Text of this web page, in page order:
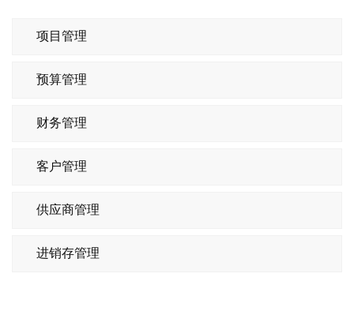
项目管理
预算管理
财务管理
客户管理
供应商管理
进销存管理